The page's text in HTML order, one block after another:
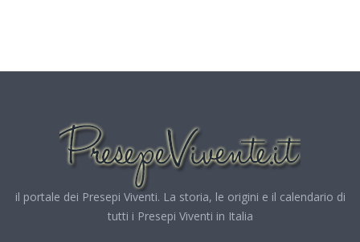
il portale dei Presepi Viventi. La storia, le origini e il calendario di
tutti i Presepi Viventi in Italia